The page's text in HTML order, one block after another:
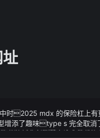
中时2025 mdx 的保险杠上
增添了趣味type s 完全取消
的折痕引擎盖、宽大的挡泥
占据了大多数这其中的政